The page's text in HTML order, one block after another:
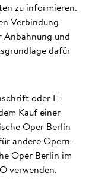
zu informieren.
Verbindung
Anbahnung und
dafür
oder E-
Kauf einer
Oper Berlin
andere Opern-
Oper Berlin im
verwenden.